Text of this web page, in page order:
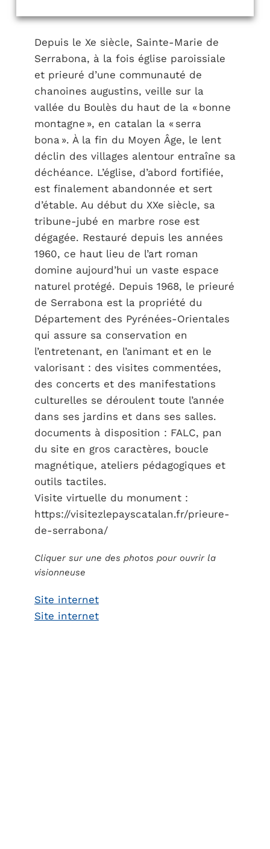
Depuis le Xe siècle, Sainte-Marie de
Serrabona, à la fois église paroissiale
et prieuré d’une communauté de
chanoines augustins, veille sur la
vallée du Boulès du haut de la « bonne
montagne », en catalan la « serra
bona ». À la fin du Moyen Âge, le lent
déclin des villages alentour entraîne sa
déchéance. L’église, d’abord fortifiée,
est finalement abandonnée et sert
d’étable. Au début du XXe siècle, sa
tribune-jubé en marbre rose est
dégagée. Restauré depuis les années
1960, ce haut lieu de l’art roman
domine aujourd’hui un vaste espace
naturel protégé. Depuis 1968, le prieuré
de Serrabona est la propriété du
Département des Pyrénées-Orientales
qui assure sa conservation en
l’entretenant, en l’animant et en le
valorisant : des visites commentées,
des concerts et des manifestations
culturelles se déroulent toute l’année
dans ses jardins et dans ses salles.
documents à disposition : FALC, pan
du site en gros caractères, boucle
magnétique, ateliers pédagogiques et
outils tactiles.
Visite virtuelle du monument :
https://visitezlepayscatalan.fr/prieure-
de-serrabona/
Cliquer sur une des photos pour ouvrir la
visionneuse
Site internet
Site internet